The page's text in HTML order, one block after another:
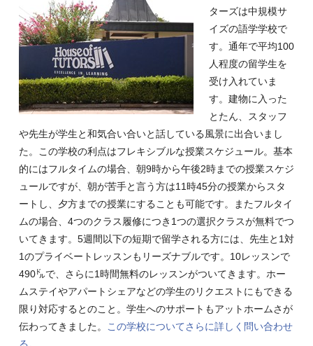
ターズは中規模サ
イズの語学学校で
す。通年で平均100
人程度の留学生を
受け入れていま
す。建物に入った
とたん、スタッフ
や先生が学生と和気合い合いと話している風景に出合いまし
た。この学校の利点はフレキシブルな授業スケジュール。基本
的にはフルタイムの場合、朝9時から午後2時までの授業スケジ
ュールですが、朝が苦手と言う方は11時45分の授業からスタ
ートし、夕方までの授業にすることも可能です。またフルタイ
ムの場合、4つのクラス履修につき1つの選択クラスが無料でつ
いてきます。5週間以下の短期で留学される方には、先生と1対
1のプライベートレッスンもリーズナブルです。10レッスンで
490㌦で、さらに1時間無料のレッスンがついてきます。ホー
ムステイやアパートシェアなどの学生のリクエストにもできる
限り対応するとのこと。学生へのサポートもアットホームさが
伝わってきました。
この学校についてさらに詳しく問い合わせ
る。